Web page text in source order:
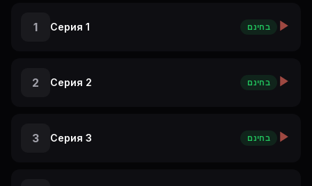
1 Серия 1 בחינם
2 Серия 2 בחינם
3 Серия 3 בחינם